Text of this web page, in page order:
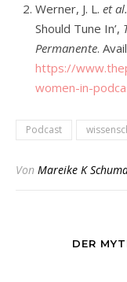
Werner, J. L. et al.
Should Tune In’,
Permanente.
https://
women-in-
Podcast
Von Mareike K
DER